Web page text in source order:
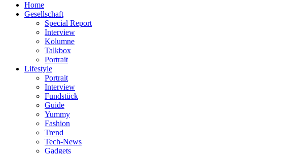
Home
Gesellschaft
Special Report
Interview
Kolumne
Talkbox
Portrait
Lifestyle
Portrait
Interview
Fundstück
Guide
Yummy
Fashion
Trend
Tech-News
Gadgets